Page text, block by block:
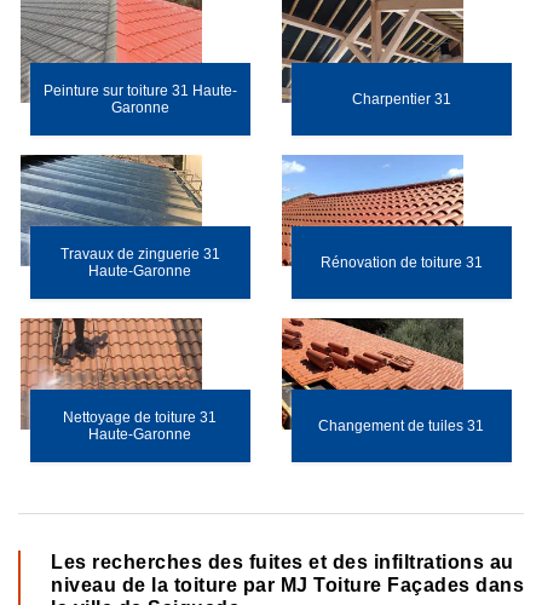
Peinture sur toiture 31 Haute-
Garonne
Charpentier 31
Travaux de zinguerie 31
Haute-Garonne
Rénovation de toiture 31
Nettoyage de toiture 31
Haute-Garonne
Changement de tuiles 31
Les recherches des fuites et des infiltrations au
niveau de la toiture par MJ Toiture Façades dans